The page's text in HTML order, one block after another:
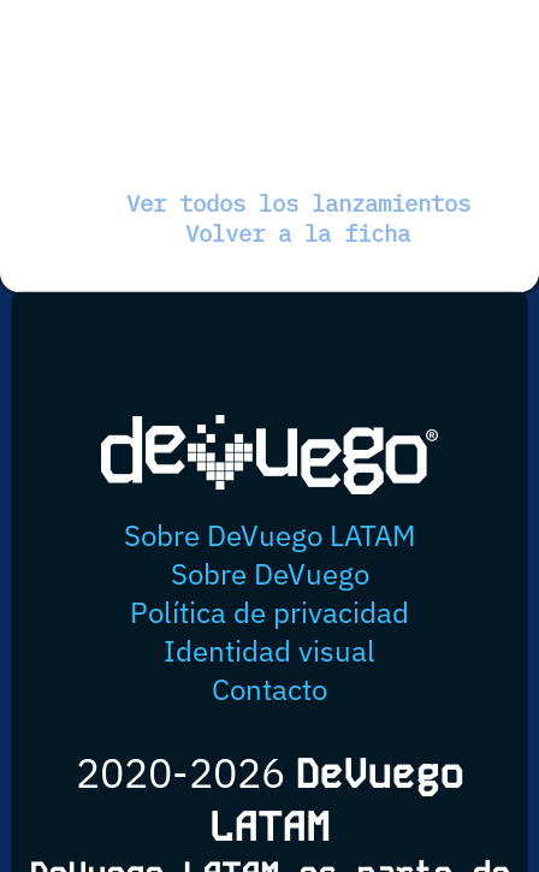
Ver todos los lanzamientos
Volver a la ficha
Sobre DeVuego LATAM
Sobre DeVuego
Política de privacidad
Identidad visual
Contacto
2020-2026 DeVuego
LATAM